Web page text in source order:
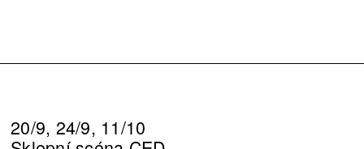
20/9, 24/9, 11/10